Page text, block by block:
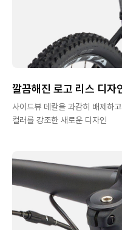
깔끔해진 로고 리스 디자
사이드뷰 데칼을 과감히 배제하
컬러를 강조한 새로운 디자인